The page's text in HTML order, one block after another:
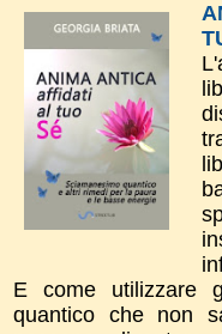
E come utilizzare
quantico che non